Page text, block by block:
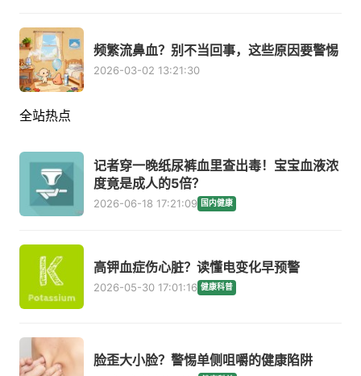
频繁流鼻血？别不当回事，这些原因要警惕
2026-03-02 13:21:30
全站热点
记者穿一晚纸尿裤血里查出毒！宝宝血液浓
度竟是成人的5倍？
2026-06-18 17:21:09 国内健康
高钾血症伤心脏？读懂电变化早预警
2026-05-30 17:01:16 健康科普
脸歪大小脸？警惕单侧咀嚼的健康陷阱